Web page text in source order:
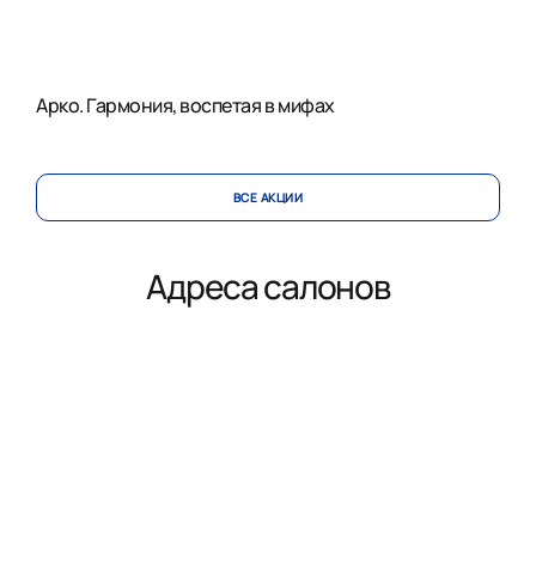
Арко. Гармония, воспетая в мифах
ВСЕ АКЦИИ
Адреса салонов